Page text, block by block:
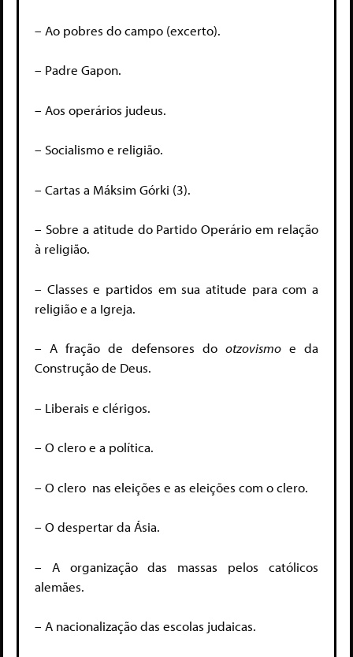
– Ao pobres do campo (excerto).
– Padre Gapon.
– Aos operários judeus.
– Socialismo e religião.
– Cartas a Máksim Górki (3).
– Sobre a atitude do Partido Operário em relação
à religião.
– Classes e partidos em sua atitude para com a
religião e a Igreja.
– A fração de defensores do otzovismoe da
Construção de Deus.
– Liberais e clérigos.
– O clero e a política.
– O clero nas eleições e as eleições com o clero.
– O despertar da Ásia.
– A organização das massas pelos católicos
alemães.
– A nacionalização das escolas judaicas.